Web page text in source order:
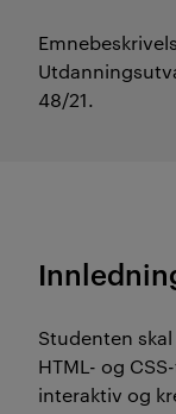
48/21.
Studenten
HTML- og
interaktiv og